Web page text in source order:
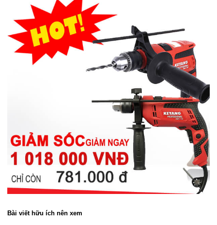
Bài viết hữu ích nên xem